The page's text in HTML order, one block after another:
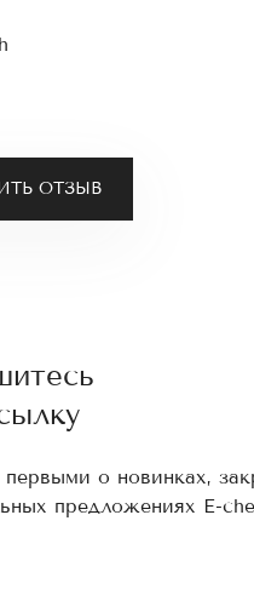
ОТЗЫВ
первыми о новинках,
предложениях E-